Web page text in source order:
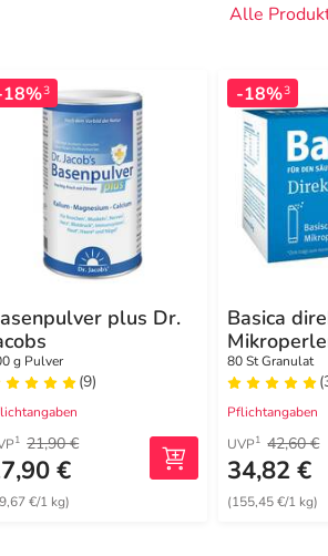
Alle
3
plus Dr.
g Pulver
(9)
1 21,90 €
€
€/1 kg)
-18%3
Basica
80 St Granulat
Pflichtangaben
UVP1 42,60 €
34,82 €
(155,45 €/1 kg)